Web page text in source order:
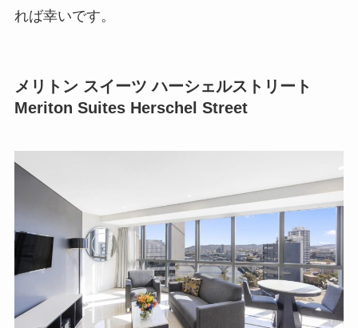
れば幸いです。
メリトン スイーツ ハーシェルストリート
Meriton Suites Herschel Street